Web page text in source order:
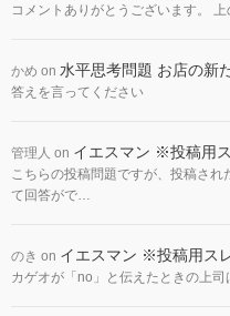
コメントありがとうございます。
かめ on 水平思考問題 お店の新
答えを言ってください
管理人 on イエスマン ※投稿用
こちらの投稿問題ですが、投稿さ
て回答がで…
のき on イエスマン ※投稿用ス
カゲオが「no」と伝えたときの上司